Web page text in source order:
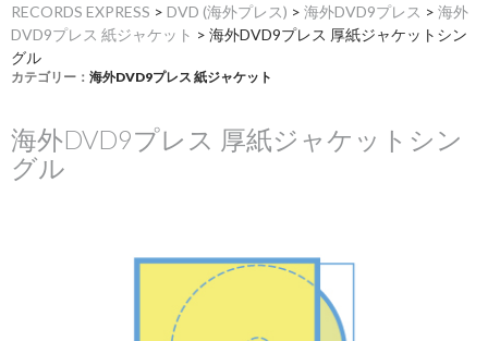
RECORDS EXPRESS > DVD (海外プレス) > 海外DVD9プレス > 海外
DVD9プレス 紙ジャケット > 海外DVD9プレス 厚紙ジャケットシン
グル
カテゴリー： 海外DVD9プレス 紙ジャケット
海外DVD9プレス 厚紙ジャケットシン
グル